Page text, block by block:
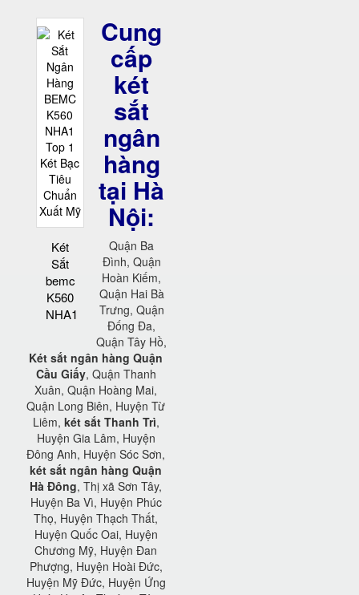
Két
Sắt
bemc
K560
NHA1
Cung
cấp
két
sắt
ngân
hàng
tại Hà
Nội:
Quận Ba
Đình, Quận
Hoàn Kiếm,
Quận Hai Bà
Trưng, Quận
Đống Đa,
Quận Tây Hồ,
Két sắt ngân hàng Quận
Cầu Giấy, Quận Thanh
Xuân, Quận Hoàng Mai,
Quận Long Biên, Huyện Từ
Liêm, két sắt Thanh Trì,
Huyện Gia Lâm, Huyện
Đông Anh, Huyện Sóc Sơn,
két sắt ngân hàng Quận
Hà Đông, Thị xã Sơn Tây,
Huyện Ba Vì, Huyện Phúc
Thọ, Huyện Thạch Thất,
Huyện Quốc Oai, Huyện
Chương Mỹ, Huyện Đan
Phượng, Huyện Hoài Đức,
Huyện Mỹ Đức, Huyện Ứng